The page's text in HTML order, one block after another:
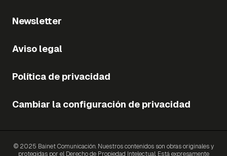
Newsletter
Aviso legal
Política de privacidad
Cambiar la configuración de privacidad
© 2025 Bainet Comunicación. Nuestros contenidos son obras originales y
protegidas por el Derecho de Propiedad Intelectual. Está expresamente